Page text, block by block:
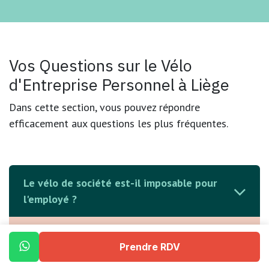
Vos Questions sur le Vélo
d'Entreprise Personnel à Liège
Dans cette section, vous pouvez répondre
efficacement aux questions les plus fréquentes.
Le vélo de société est-il imposable pour
l'employé ?
Pouvez-vous m'expliquez ou expliquez au
service RH le vélo d'entreprise?
Prendre RDV